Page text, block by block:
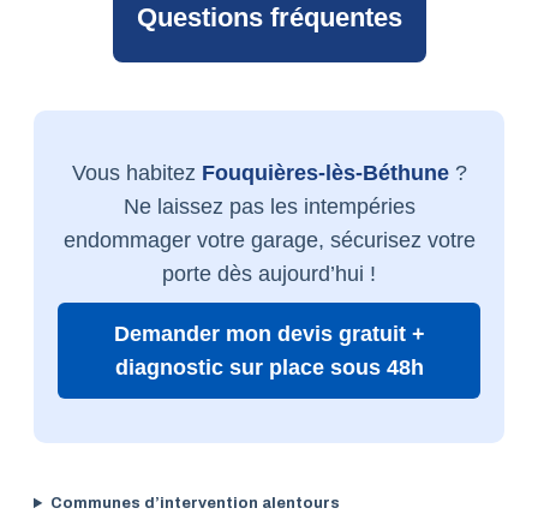
Questions fréquentes
Vous habitez Fouquières-lès-Béthune?
Ne laissez pas les intempéries
endommager votre garage, sécurisez votre
porte dès aujourd’hui !
Demander mon devis gratuit +
diagnostic sur place sous 48h
Communes d’intervention alentours